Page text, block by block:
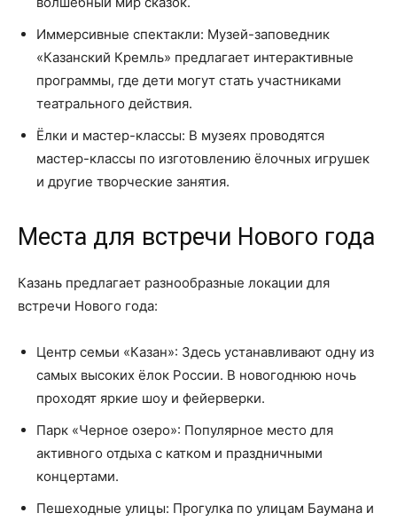
Иммерсивные спектакли: Музей-заповедник
«Казанский Кремль» предлагает интерактивные
программы, где дети могут стать участниками
театрального действия.
Ёлки и мастер-классы: В музеях проводятся
мастер-классы по изготовлению ёлочных игрушек
и другие творческие занятия.
Места для встречи Нового года
Казань предлагает разнообразные локации для
встречи Нового года:
Центр семьи «Казан»: Здесь устанавливают одну из
самых высоких ёлок России. В новогоднюю ночь
проходят яркие шоу и фейерверки.
Парк «Черное озеро»: Популярное место для
активного отдыха с катком и праздничными
концертами.
Пешеходные улицы: Прогулка по улицам Баумана и